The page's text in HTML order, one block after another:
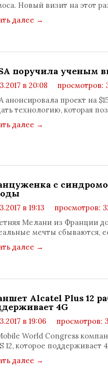
Новый визит на этот
далее →
поручила ученым
в 20:08 просмотров:
анонсировала проект на
технологию, которая
далее →
с
в 19:13 просмотров:
Мелани из Франции
мечты сбываются,
далее →
Alcatel Plus 12
4G
в 19:06 просмотров:
World Congress
12, которое поддерживает
далее →